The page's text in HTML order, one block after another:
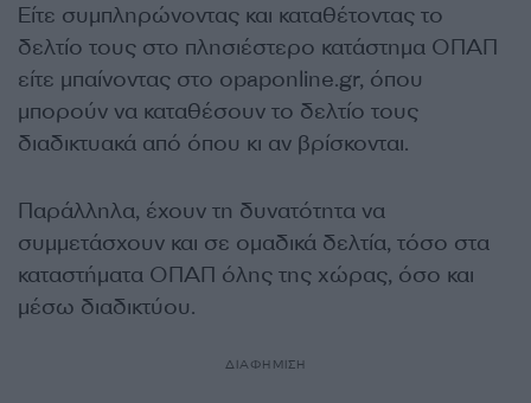
Είτε συμπληρώνοντας και καταθέτοντας το
δελτίο τους στο πλησιέστερο κατάστημα ΟΠΑΠ
είτε μπαίνοντας στο opaponline.gr, όπου
μπορούν να καταθέσουν το δελτίο τους
διαδικτυακά από όπου κι αν βρίσκονται.
Παράλληλα, έχουν τη δυνατότητα να
συμμετάσχουν και σε ομαδικά δελτία, τόσο στα
καταστήματα ΟΠΑΠ όλης της χώρας, όσο και
μέσω διαδικτύου.
ΔΙΑΦΗΜΙΣΗ